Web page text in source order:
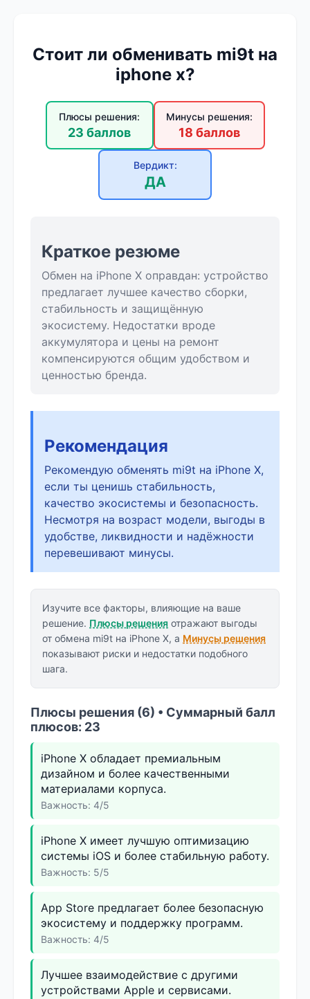
Стоит ли обменивать mi9t на
iphone x?
Плюсы решения:
23 баллов
Минусы решения:
18 баллов
Вердикт:
ДА
Краткое резюме
Обмен на iPhone X оправдан: устройство
предлагает лучшее качество сборки,
стабильность и защищённую
экосистему. Недостатки вроде
аккумулятора и цены на ремонт
компенсируются общим удобством и
ценностью бренда.
Рекомендация
Рекомендую обменять mi9t на iPhone X,
если ты ценишь стабильность,
качество экосистемы и безопасность.
Несмотря на возраст модели, выгоды в
удобстве, ликвидности и надёжности
перевешивают минусы.
Изучите все факторы, влияющие на ваше
решение. Плюсы решения отражают выгоды
от обмена mi9t на iPhone X, а Минусы решения
показывают риски и недостатки подобного
шага.
Плюсы решения (6) • Суммарный балл
плюсов: 23
iPhone X обладает премиальным
дизайном и более качественными
материалами корпуса.
Важность: 4/5
iPhone X имеет лучшую оптимизацию
системы iOS и более стабильную работу.
Важность: 5/5
App Store предлагает более безопасную
экосистему и поддержку программ.
Важность: 4/5
Лучшее взаимодействие с другими
устройствами Apple и сервисами.